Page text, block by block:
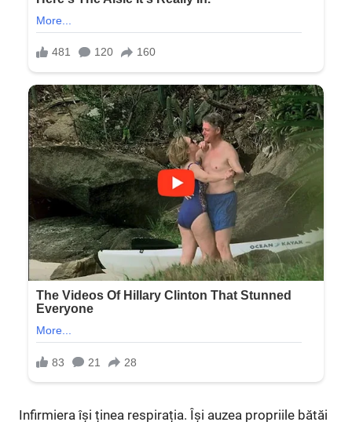
Infirmiera își ținea respirația. Își auzea propriile bătăi